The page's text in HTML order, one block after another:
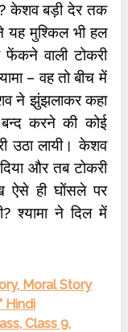
केशव बड़ी देर तक
मुश्किल भी हल
वाली टोकरी
– वह तो बीच में
ने झुंझलाकर कहा
करने की कोई
उठा लायी। केशव
और तब टोकरी
ऐसे ही घोंसले पर
श्यामा ने दिल में
Moral Story
Hindi
Class 9,